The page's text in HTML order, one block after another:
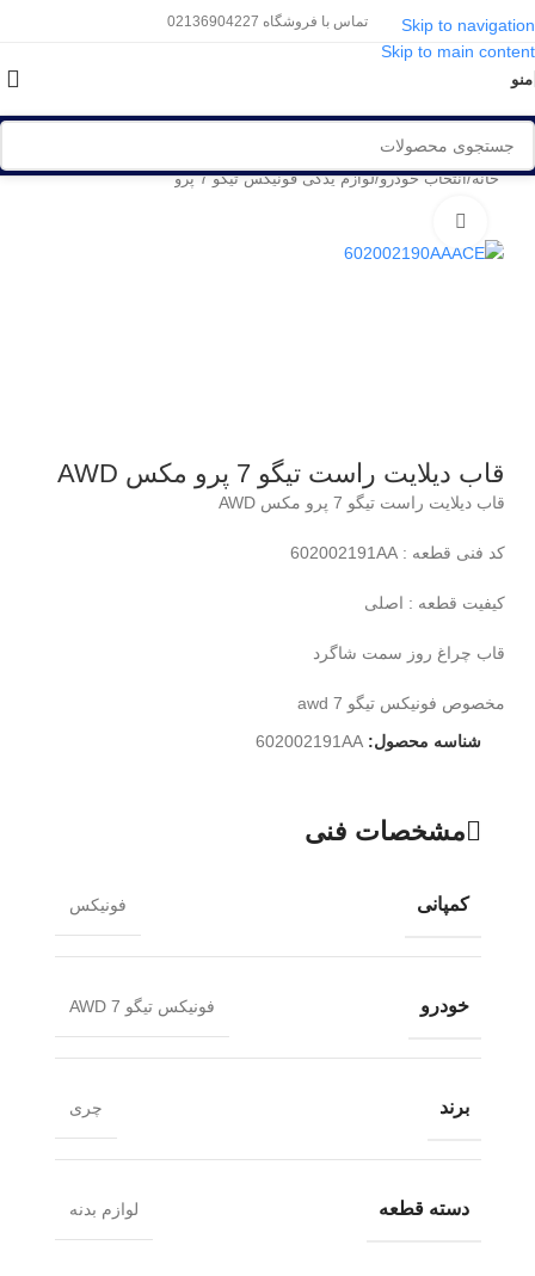
Skip to navigation
Skip to main content
تماس با فروشگاه 02136904227
منو
خانه/انتخاب خودرو/لوازم یدکی فونیکس تیگو 7 پرو
قاب دیلایت راست تیگو 7 پرو مکس AWD
قاب دیلایت راست تیگو 7 پرو مکس AWD
کد فنی قطعه : 602002191AA
کیفیت قطعه : اصلی
قاب چراغ روز سمت شاگرد
مخصوص فونیکس تیگو 7 awd
شناسه محصول: 602002191AA
مشخصات فنی
کمپانی فونیکس
خودرو فونیکس تیگو 7 AWD
برند چری
دسته قطعه لوازم بدنه